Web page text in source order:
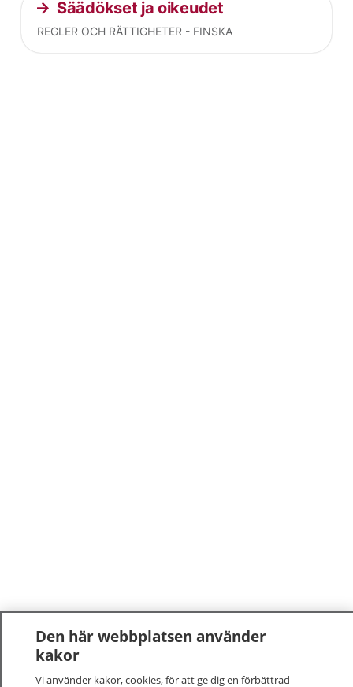
Säädökset ja oikeudet
REGLER OCH RÄTTIGHETER - FINSKA
Den här webbplatsen använder
kakor
Vi använder kakor, cookies, för att ge dig en förbättrad